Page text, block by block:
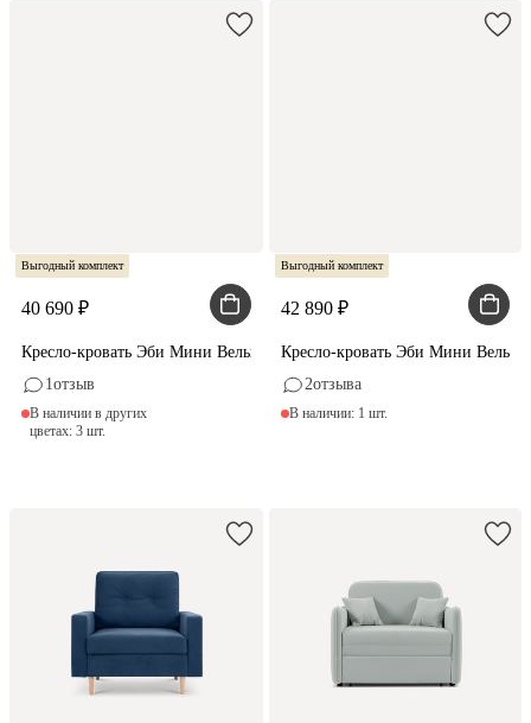
Выгодный комплект
40 690
Кресло-кровать Эби Мини Вельвет Песочный
1отзыв
В наличии в других
цветах: 3 шт.
Выгодный комплект
42 890
Кресло-кровать Эби Мини
2отзыва
В наличии: 1 шт.